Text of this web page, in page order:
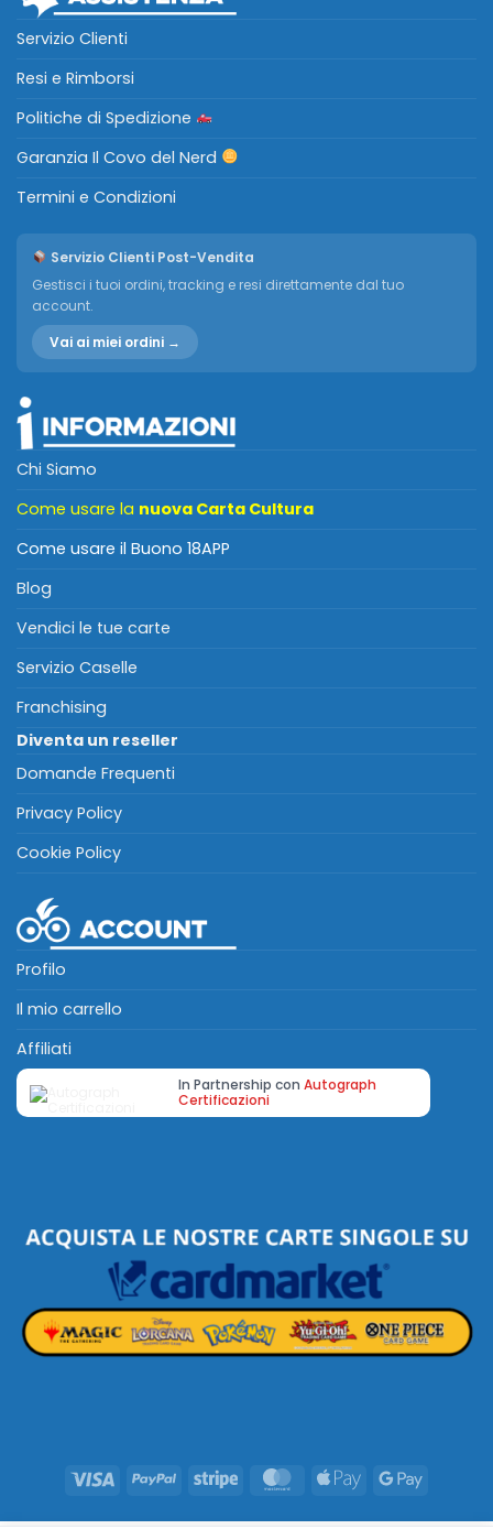
Servizio Clienti
Resi e Rimborsi
Politiche di Spedizione
Garanzia Il Covo del Nerd
Termini e Condizioni
Servizio Clienti Post-Vendita
Gestisci i tuoi ordini, tracking e resi direttamente dal tuo
account.
Vai ai miei ordini →
Chi Siamo
Come usare la nuova Carta Cultura
Come usare il Buono 18APP
Blog
Vendici le tue carte
Servizio Caselle
Franchising
Diventa un reseller
Domande Frequenti
Privacy Policy
Cookie Policy
Profilo
Il mio carrello
Affiliati
In Partnership con Autograph
Certificazioni
Visa PayPal Stripe MasterCard
Apple
Google